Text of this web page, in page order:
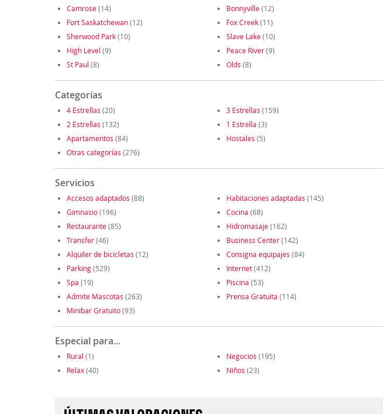
Camrose(14) Bonnyville(12)
Fort Saskatchewan(12) Fox Creek(11)
Sherwood Park(10) Slave Lake(10)
High Level (9) Peace River(9)
St Paul (8) Olds (8)
Categorías
4 Estrellas (20) 3 Estrellas (159)
2 Estrellas (132) 1 Estrella (3)
Apartamentos (84) Hostales (5)
Otras categorías (276)
Servicios
Accesos adaptados (88) Habitaciones adaptadas (145)
Gimnasio(196) Cocina (68)
Restaurante(85) Hidromasaje(162)
Transfer(46) Business Center(142)
Alquiler de bicicletas (12) Consigna equipajes (84)
Parking(529) Internet(412)
Spa (19) Piscina (53)
Admite Mascotas (263) Prensa Gratuita (114)
Minibar Gratuito(93)
Especial para...
Rural (1) Negocios (195)
Relax(40) Niños (23)